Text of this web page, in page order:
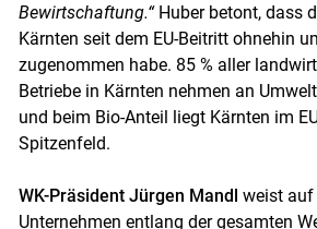
Bewirtschaftung.“Huber betont, dass
Kärnten seit dem EU-Beitritt ohnehin
zugenommen habe. 85 % aller
Betriebe in Kärnten nehmen an
und beim Bio-Anteil liegt Kärnten im
Spitzenfeld.
WK-Präsident Jürgen Mandl weist auf
Unternehmen entlang der gesamten